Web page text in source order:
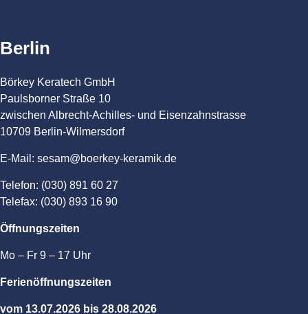
Berlin
Börkey Keratech GmbH
Paulsborner Straße 10
zwischen Albrecht-Achilles- und Eisenzahnstrasse
10709 Berlin-Wilmersdorf
E-Mail: sesam@boerkey-keramik.de
Telefon: (030) 891 60 27
Telefax: (030) 893 16 90
Öffnungszeiten
Mo – Fr 9 – 17 Uhr
Ferienöffnungszeiten
vom 13.07.2026 bis 28.08.2026